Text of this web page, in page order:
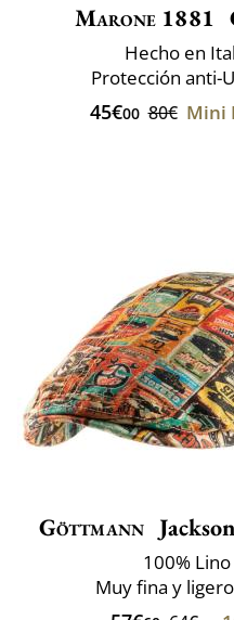
Marone 1881
Hecho en
Protección anti-
45€00 80€ Mini
Göttmann
100% Lino
Muy fina y